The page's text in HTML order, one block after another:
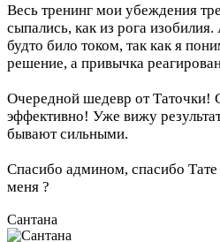
Весь тренинг мои убеждения
сыпались, как из рога
будто било током, так как я
решение, а привычка
Очередной шедевр от Таточки!
эффективно! Уже вижу
бывают сильными.
Спасибо админом, спасибо
меня ?
Сантана